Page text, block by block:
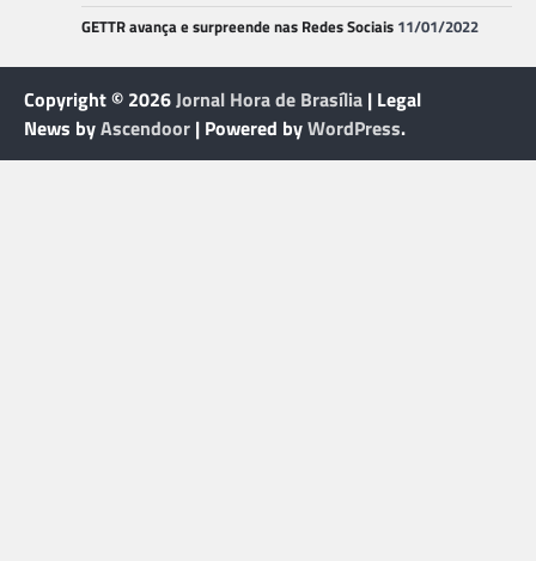
GETTR avança e surpreende nas Redes Sociais 11/01/2022
Copyright © 2026Jornal Hora de Brasília | Legal
News byAscendoor | Powered byWordPress.